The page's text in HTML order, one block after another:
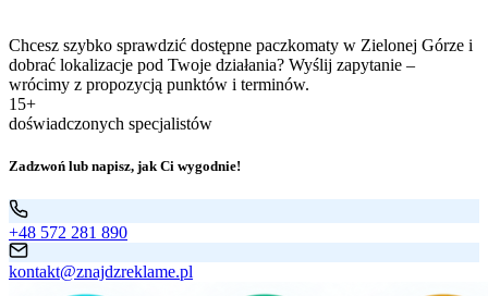
Chcesz szybko sprawdzić dostępne paczkomaty w Zielonej Górze i
dobrać lokalizacje pod Twoje działania? Wyślij zapytanie –
wrócimy z propozycją punktów i terminów.
15+
doświadczonych specjalistów
Zadzwoń lub napisz, jak Ci wygodnie!
+48 572 281 890
kontakt@znajdzreklame.pl